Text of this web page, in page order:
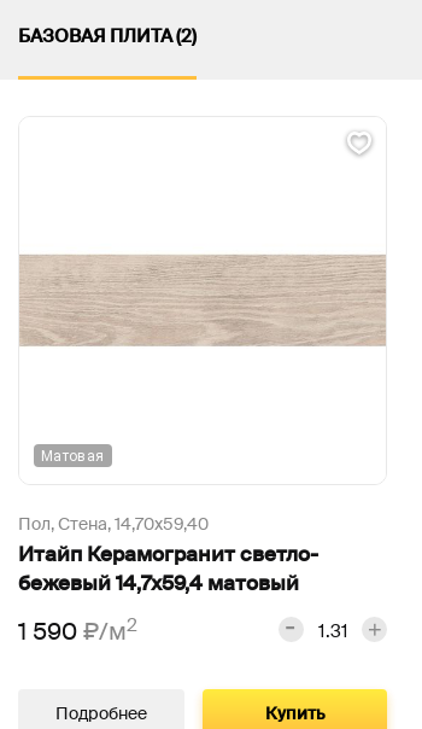
БАЗОВАЯ ПЛИТА (2)
Матовая
Пол, Стена,14,70х59,40
Итайп Керамогранит светло-
бежевый 14,7х59,4 матовый
1 590₽/м2
Подробнее Купить